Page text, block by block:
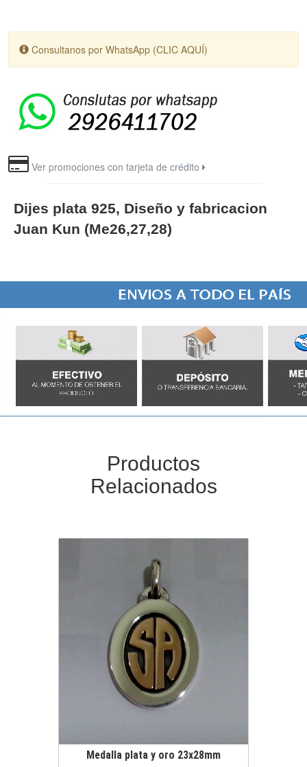
Consultanos por WhatsApp (CLIC AQUÍ)
Ver promociones con tarjeta de crédito
Dijes plata 925, Diseño y fabricacion
Juan Kun (Me26,27,28)
Productos
Relacionados
Ver más información
Medalla plata y oro 23x28mm